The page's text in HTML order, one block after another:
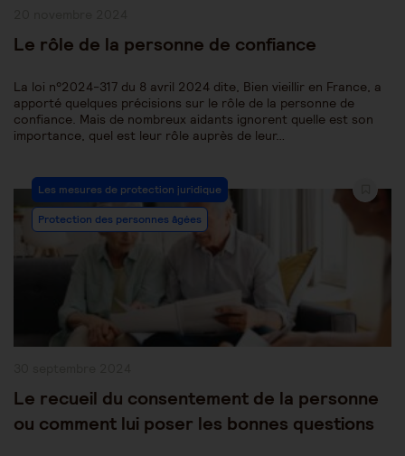
Le rôle de la personne de confiance
La loi n°2024-317 du 8 avril 2024 dite, Bien vieillir en France, a
apporté quelques précisions sur le rôle de la personne de
confiance. Mais de nombreux aidants ignorent quelle est son
importance, quel est leur rôle auprès de leur…
Post
Category:
Les mesures de protection juridique
Protection des personnes âgées
Le recueil du consentement de la personne
ou comment lui poser les bonnes questions